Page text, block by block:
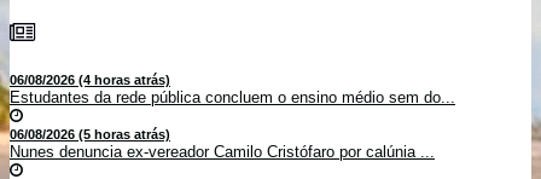
06/08/2026 (4 horas atrás)
Estudantes da rede pública concluem o ensino médio sem do...
06/08/2026 (5 horas atrás)
Nunes denuncia ex-vereador Camilo Cristófaro por calúnia ...